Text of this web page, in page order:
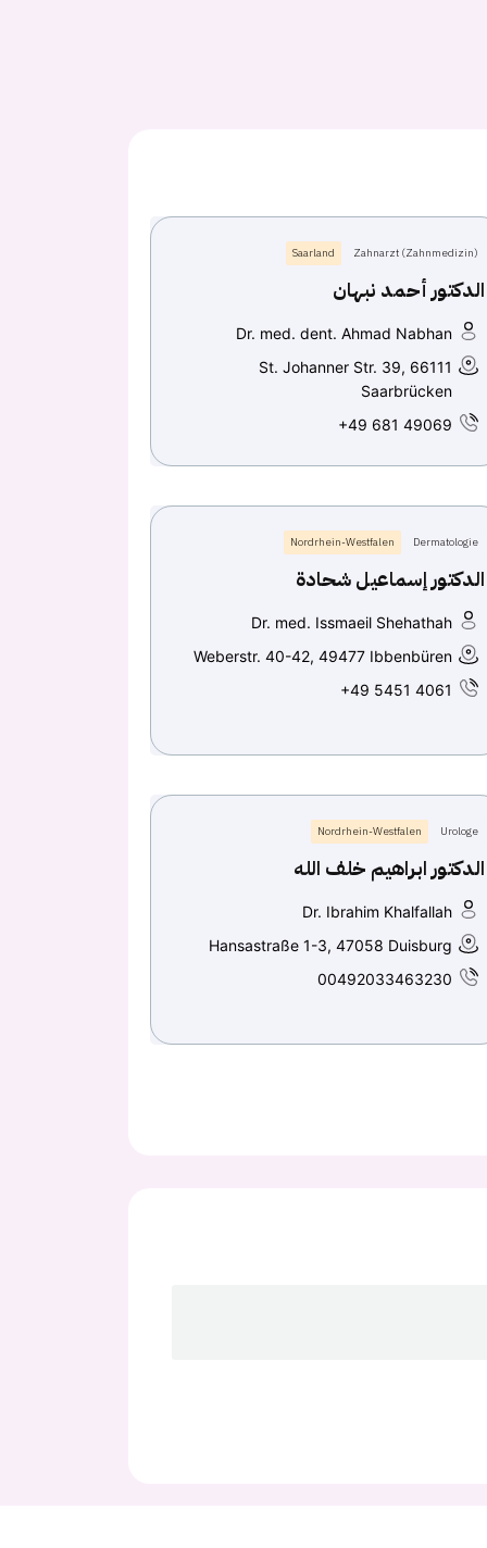
Zahnarzt (Zahnmedizin)
Saarland
الدكتور أحمد نبهان
Dr. med. dent. Ahmad Nabhan
St. Johanner Str. 39, 66111
Saarbrücken
+49 681 49069
Dermatologie
Nordrhein-Westfalen
الدكتور إسماعيل شحادة
Dr. med. Issmaeil Shehathah
Weberstr. 40-42, 49477 Ibbenbüren
+49 5451 4061
Urologe
Nordrhein-Westfalen
الدكتور ابراهيم خلف الله
Dr. Ibrahim Khalfallah
Hansastraße 1-3, 47058 Duisburg
00492033463230